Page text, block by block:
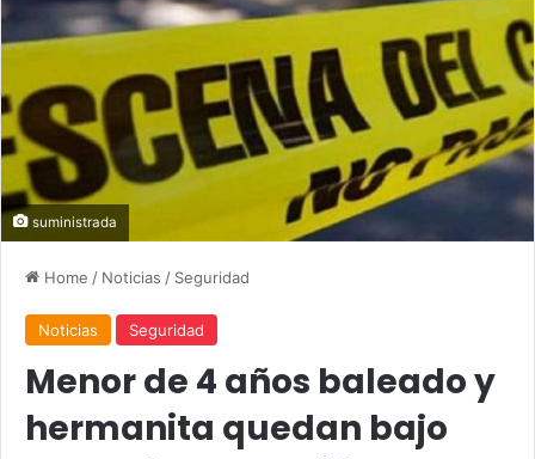
suministrada
Home / Noticias / Seguridad
Noticias Seguridad
Menor de 4 años baleado y
hermanita quedan bajo